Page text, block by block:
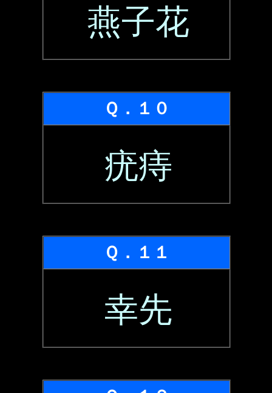
燕子花
Ｑ．１０
疣痔
Ｑ．１１
幸先